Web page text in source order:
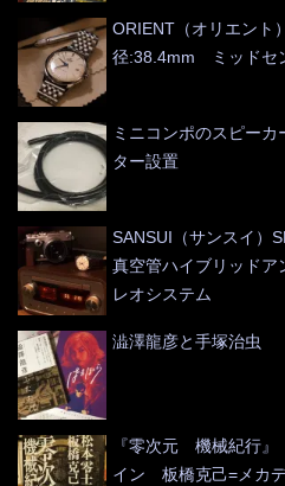
ORIENT（オリエン
径:38.4mm ミッドセ
ミニコンポのスピー
ター設置
SANSUI（サンスイ
真空管ハイブリッドア
レオシステム
澁澤龍彦と手塚治虫
『零次元 機械紀行
イン 板橋克己=メカ